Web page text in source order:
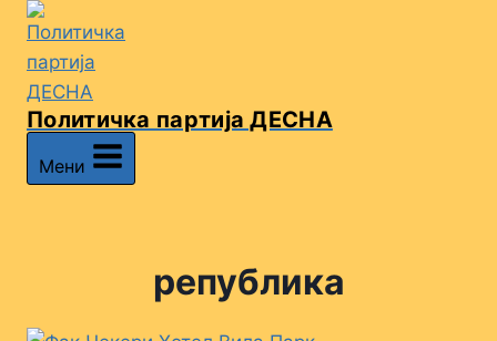
Skip
content
Политичка партија ДЕСНА
Мени
република